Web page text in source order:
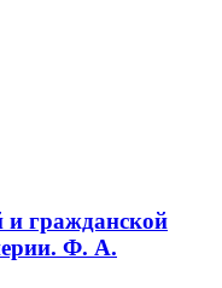
гражданской
Ф. А.